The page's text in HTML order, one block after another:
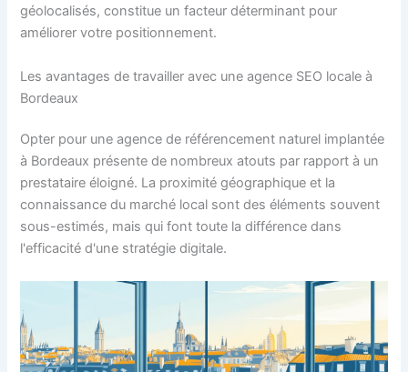
géolocalisés, constitue un facteur déterminant pour
améliorer votre positionnement.
Les avantages de travailler avec une agence SEO locale à
Bordeaux
Opter pour une agence de référencement naturel implantée
à Bordeaux présente de nombreux atouts par rapport à un
prestataire éloigné. La proximité géographique et la
connaissance du marché local sont des éléments souvent
sous-estimés, mais qui font toute la différence dans
l'efficacité d'une stratégie digitale.